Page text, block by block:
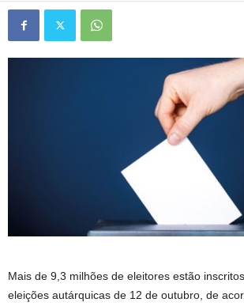
Mais de 9,3 milhões de eleitores estão
eleições autárquicas de 12 de outubro, de